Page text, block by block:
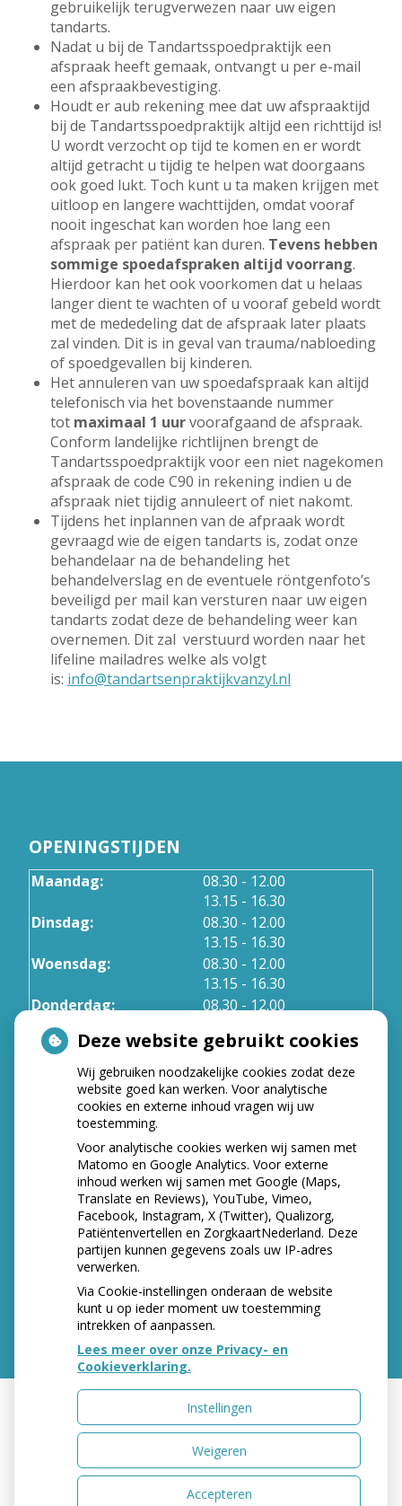
gebruikelijk terugverwezen naar uw eigen
tandarts.
Nadat u bij de Tandartsspoedpraktijk een
afspraak heeft gemaak, ontvangt u per e-mail
een afspraakbevestiging.
Houdt er aub rekening mee dat uw afspraaktijd
bij de Tandartsspoedpraktijk altijd een richttijd is!
U wordt verzocht op tijd te komen en er wordt
altijd getracht u tijdig te helpen wat doorgaans
ook goed lukt. Toch kunt u ta maken krijgen met
uitloop en langere wachttijden, omdat vooraf
nooit ingeschat kan worden hoe lang een
afspraak per patiënt kan duren. Tevens hebben
sommige spoedafspraken altijd voorrang.
Hierdoor kan het ook voorkomen dat u helaas
langer dient te wachten of u vooraf gebeld wordt
met de mededeling dat de afspraak later plaats
zal vinden. Dit is in geval van trauma/nabloeding
of spoedgevallen bij kinderen.
Het annuleren van uw spoedafspraak kan altijd
telefonisch via het bovenstaande nummer
tot maximaal 1 uurvoorafgaand de afspraak.
Conform landelijke richtlijnen brengt de
Tandartsspoedpraktijk voor een niet nagekomen
afspraak de code C90 in rekening indien u de
afspraak niet tijdig annuleert of niet nakomt.
Tijdens het inplannen van de afpraak wordt
gevraagd wie de eigen tandarts is, zodat onze
behandelaar na de behandeling het
behandelverslag en de eventuele röntgenfoto’s
beveiligd per mail kan versturen naar uw eigen
tandarts zodat deze de behandeling weer kan
overnemen. Dit zal verstuurd worden naar het
lifeline mailadres welke als volgt
is: info@tandartsenpraktijkvanzyl.nl
OPENINGSTIJDEN
Maandag: 08.30 tot
- 12.00
13.15 tot
- 16.30
Dinsdag:
08.30 tot
- 12.00
13.15 tot
- 16.30
Woensdag:
08.30 tot
- 12.00
13.15 tot
- 16.30
Donderdag:
08.30 tot
- 12.00
NIEUWS
Let op: valse Infomedics-mails over
openstaande rekening
Tanden bleken? Laat het veilig doen!
Gezond tandvlees: de basis voor een gezonde
mond
Naar de tandarts in het buitenland? Wees op je
hoede!
(Mond)zorgkosten gemaakt in 2025? Check of
die aftrekbaar zijn
Uw Zorg Online|Beheer
Deze website gebruikt cookies
Wij gebruiken noodzakelijke cookies zodat deze
website goed kan werken. Voor analytische
cookies en externe inhoud vragen wij uw
toestemming.
Voor analytische cookies werken wij samen met
Matomo en Google Analytics. Voor externe
inhoud werken wij samen met Google (Maps,
Translate en Reviews), YouTube, Vimeo,
Facebook, Instagram, X (Twitter), Qualizorg,
Patiëntenvertellen en ZorgkaartNederland. Deze
partijen kunnen gegevens zoals uw IP-adres
verwerken.
Via Cookie-instellingen onderaan de website
kunt u op ieder moment uw toestemming
intrekken of aanpassen.
Lees meer over onze Privacy- en
Cookieverklaring.
Instellingen
Weigeren
Accepteren